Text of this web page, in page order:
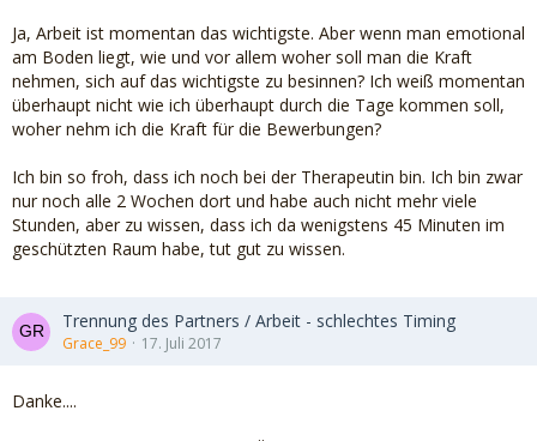
Ja, Arbeit ist momentan das wichtigste. Aber wenn man emotional
am Boden liegt, wie und vor allem woher soll man die Kraft
nehmen, sich auf das wichtigste zu besinnen? Ich weiß momentan
überhaupt nicht wie ich überhaupt durch die Tage kommen soll,
woher nehm ich die Kraft für die Bewerbungen?
Ich bin so froh, dass ich noch bei der Therapeutin bin. Ich bin zwar
nur noch alle 2 Wochen dort und habe auch nicht mehr viele
Stunden, aber zu wissen, dass ich da wenigstens 45 Minuten im
geschützten Raum habe, tut gut zu wissen.
Trennung des Partners / Arbeit - schlechtes Timing
Grace_99 17. Juli 2017
Danke....